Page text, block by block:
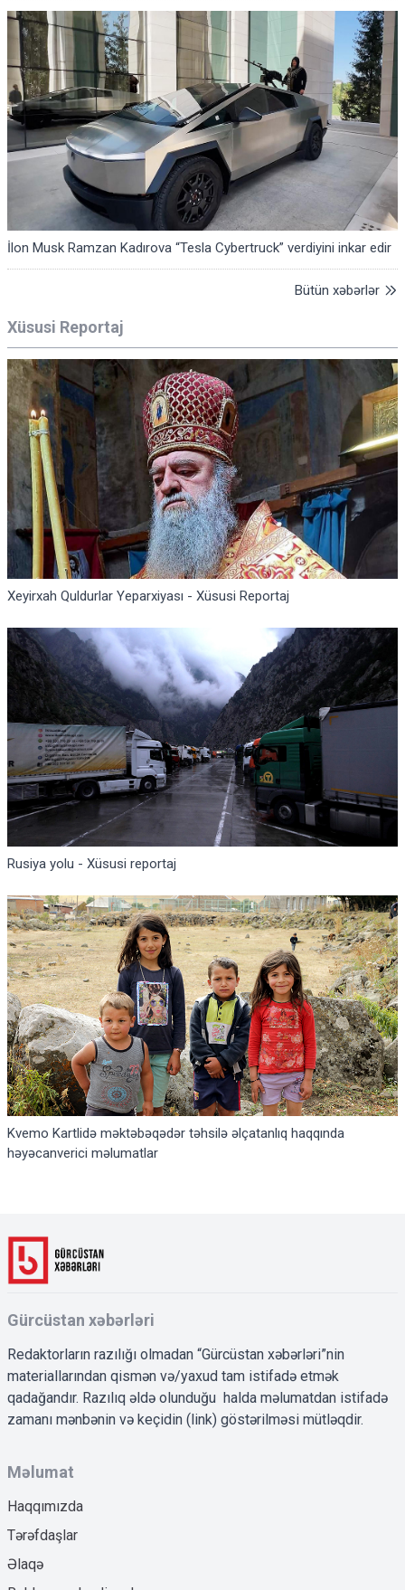
İlon Musk Ramzan Kadırova “Tesla Cybertruck” verdiyini inkar edir
Bütün xəbərlər
Xüsusi Reportaj
Xeyirxah Quldurlar Yeparxiyası - Xüsusi Reportaj
Rusiya yolu - Xüsusi reportaj
Kvemo Kartlidə məktəbəqədər təhsilə əlçatanlıq haqqında
həyəcanverici məlumatlar
Gürcüstan xəbərləri
Redaktorların razılığı olmadan “Gürcüstan xəbərləri”nin
materiallarından qismən və/yaxud tam istifadə etmək
qadağandır. Razılıq əldə olunduğu halda məlumatdan istifadə
zamanı mənbənin və keçidin (link) göstərilməsi mütləqdir.
Məlumat
Haqqımızda
Tərəfdaşlar
Əlaqə